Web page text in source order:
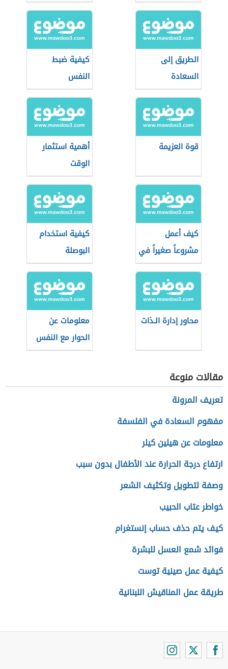
الطريق إلى
السعادة
كيفية ضبط
النفس
قوة العزيمة
أهمية استثمار
الوقت
كيف أعمل
مشروعاً صغيراً في
البيت
كيفية استخدام
البوصلة
محاور إدارة الـذات
معلومات عن
الحوار مع النفس
مقالات منوعة
تعريف المرونة
مفهوم السعادة في الفلسفة
معلومات عن هيلين كيلر
ارتفاع درجة الحرارة عند الأطفال بدون سبب
وصفة لتطويل وتكثيف الشعر
خواطر عتاب الحبيب
كيف يتم حذف حساب إنستغرام
فوائد شمع العسل للبشرة
كيفية عمل صينية توست
طريقة عمل المناقيش اللبنانية